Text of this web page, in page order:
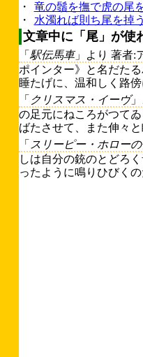
・
竜の鬚を撫で虎の尾
・
水濁れば則ち尾を掉
文章中に「尾」が使
「 駅伝馬車」より 著者:
ポインター》と名だた
睡たげに、温和しく路
「 クリスマス・イーヴ
の足元にねころがつて
ばたさせて、また伸々
「 スリーピー・ホロー
しは自分の銃のとどろ
ったように鳴りひびく